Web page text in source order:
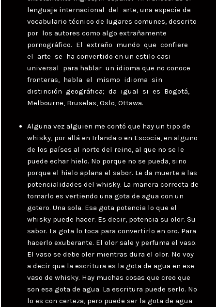
lenguaje internacional del arte, una especie de
vocabulario técnico de lugares comunes, descrito
por los autores como algo extrañamente
pornográfico. El extraño mundo que confiere
el arte se ha convertido en un estilo casi
universal para hablar un idioma que no conoce
fronteras, habla el mismo idioma sin
distinción geográfica; da igual si es Bogotá,
Melbourne, Bruselas, Oslo, Ottawa.
Alguna vez alguien me contó que hay un tipo de
whisky, por allá en Irlanda o en Escocia, en alguno
de los países al norte del reino, al que no se le
puede echar hielo. No porque no se pueda, sino
porque el hielo aplana el sabor. Le da muerte a las
potencialidades del whisky. La manera correcta de
tomarlo es vertiendo una gota de agua con un
gotero. Una sola. Esa gota potencia lo que el
whisky puede hacer. Es decir, potencia su olor. Su
sabor. La gota lo toca para convertirlo en oro. Para
hacerlo exuberante. El olor sale y perfuma el vaso.
El vaso se debe oler mientras dura el olor. No voy
a decir que la escritura es la gota de agua en ese
vaso de whisky. Hay muchas cosas que creo que
son esa gota de agua. La escritura puede serlo. No
lo es con certeza, pero puede ser la gota de agua